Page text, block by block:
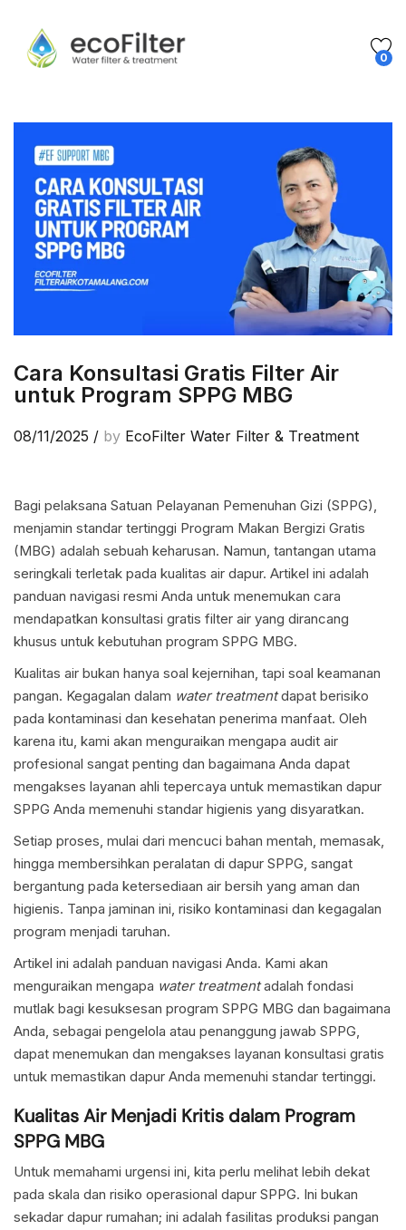
0
Cara Konsultasi Gratis Filter Air
untuk Program SPPG MBG
08/11/2025 / by EcoFilter Water Filter & Treatment
Bagi pelaksana Satuan Pelayanan Pemenuhan Gizi (SPPG),
menjamin standar tertinggi Program Makan Bergizi Gratis
(MBG) adalah sebuah keharusan. Namun, tantangan utama
seringkali terletak pada kualitas air dapur. Artikel ini adalah
panduan navigasi resmi Anda untuk menemukan cara
mendapatkan konsultasi gratis filter air yang dirancang
khusus untuk kebutuhan program SPPG MBG.
Kualitas air bukan hanya soal kejernihan, tapi soal keamanan
pangan. Kegagalan dalam water treatmentdapat berisiko
pada kontaminasi dan kesehatan penerima manfaat. Oleh
karena itu, kami akan menguraikan mengapa audit air
profesional sangat penting dan bagaimana Anda dapat
mengakses layanan ahli tepercaya untuk memastikan dapur
SPPG Anda memenuhi standar higienis yang disyaratkan.
Setiap proses, mulai dari mencuci bahan mentah, memasak,
hingga membersihkan peralatan di dapur SPPG, sangat
bergantung pada ketersediaan air bersih yang aman dan
higienis. Tanpa jaminan ini, risiko kontaminasi dan kegagalan
program menjadi taruhan.
Artikel ini adalah panduan navigasi Anda. Kami akan
menguraikan mengapa water treatmentadalah fondasi
mutlak bagi kesuksesan program SPPG MBG dan bagaimana
Anda, sebagai pengelola atau penanggung jawab SPPG,
dapat menemukan dan mengakses layanan konsultasi gratis
untuk memastikan dapur Anda memenuhi standar tertinggi.
Kualitas Air Menjadi Kritis dalam Program
SPPG MBG
Untuk memahami urgensi ini, kita perlu melihat lebih dekat
pada skala dan risiko operasional dapur SPPG. Ini bukan
sekadar dapur rumahan; ini adalah fasilitas produksi pangan